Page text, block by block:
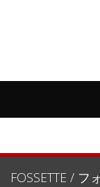
FOSSETTE / フ